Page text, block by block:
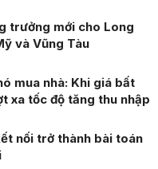
trưởng mới cho Long
và Vũng Tàu
mua nhà: Khi giá bất
xa tốc độ tăng thu nhập
nối trở thành bài toán